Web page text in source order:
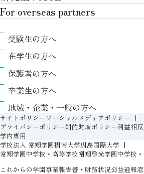
卒業生VOICE
ロボティクス＆デザイン工学研究科
知的財産専門職大学院
リカレント教育プログラム
高大接続
教職課程
教育センター
履修、授業、試験について
シラバス
FD活動
教務事項に関するQ&A
入学準備プログラム
新入生特設ページ
インターンシップ
学費
奨学金
生活支援
情報センター
証明書発行について（在学生向け）
保健室
学生生活に関する相談窓口
学生相談室
障がいのある学生への支援（合理的
人権侵害防止への取り組み
国際交流プログラムについて
国際交流プログラムのサポート体制等
キャンパス内での国際交流
国際交流センター
協定校
For foreigners
For overseas partners
About
Research
International (Exchange students /
partners)
Contact
受験生の方へ
在学生の方へ
保護者の方へ
卒業生の方へ
地域・企業・一般の方へ
サイトポリシー ソーシャルメディアポリシー
プライバシーポリシー知的財産ポリシー利益相
学内専用
学校法人 常翔学園摂南大学広島国際大学
常翔学園中学校・高等学校常翔啓光学園中学校
これからの学園事業報告書・財務状況公益通報